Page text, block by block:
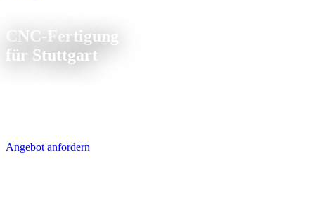
CNC-Fertigung
für Stuttgart
Angebot anfordern